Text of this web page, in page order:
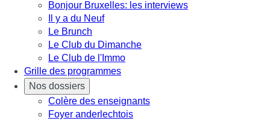
Bonjour Bruxelles: les interviews
Il y a du Neuf
Le Brunch
Le Club du Dimanche
Le Club de l'Immo
Grille des programmes
Nos dossiers
Colère des enseignants
Foyer anderlechtois